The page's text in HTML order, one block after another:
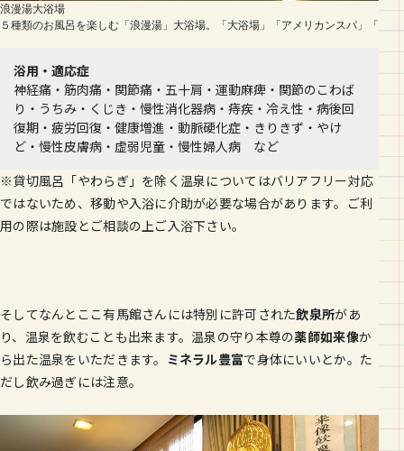
浪漫湯大浴場
５種類のお風呂を楽しむ「浪漫湯」大浴場。「大浴場」「アメリカンスパ」「貴
浴用・適応症
神経痛・筋肉痛・関節痛・五十肩・運動麻痺・関節のこわば
り・うちみ・くじき・慢性消化器病・痔疾・冷え性・病後回
復期・疲労回復・健康増進・動脈硬化症・きりきず・やけ
ど・慢性皮膚病・虚弱児童・慢性婦人病 など
※貸切風呂「やわらぎ」を除く温泉についてはバリアフリー対応
ではないため、移動や入浴に介助が必要な場合があります。ご利
用の際は施設とご相談の上ご入浴下さい。
そしてなんとここ有馬館さんには特別に許可された飲泉所があ
り、温泉を飲むことも出来ます。温泉の守り本尊の薬師如来像か
ら出た温泉をいただきます。 ミネラル豊富で身体にいいとか。た
だし飲み過ぎには注意。